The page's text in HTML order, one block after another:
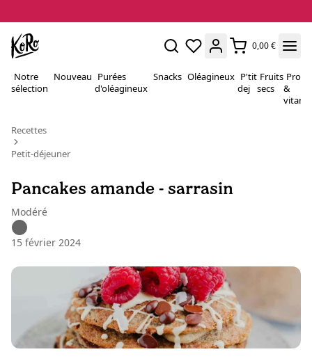
0,00 €
Notre
sélection
Nouveau Purées
d'oléagineux
Snacks Oléagineux P'tit
dej
Fruits
secs
&
Recettes
Petit-déjeuner
Pancakes amande - sarrasin
Modéré
15 février 2024